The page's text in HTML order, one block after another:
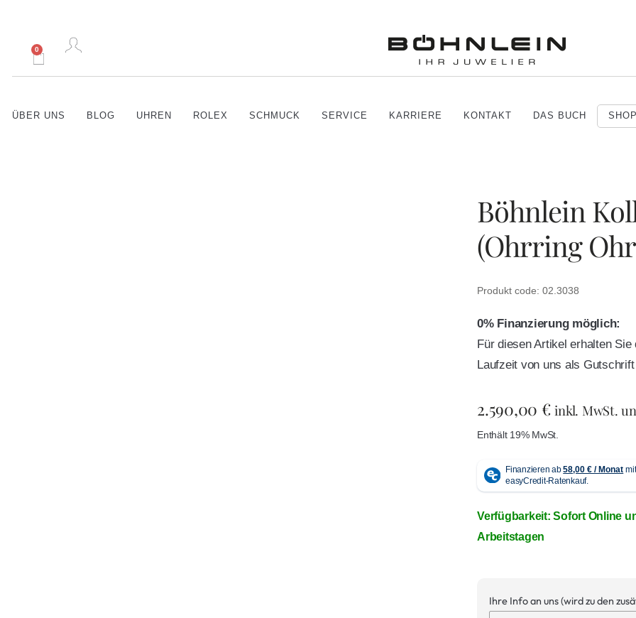
0
ÜBER UNS BLOG UHREN ROLEX SCHMUCK SERVICE KARRIERE KONTAKT DAS BUCH
Böhnlein
(Ohrring
Produkt code: 02.3038
0% Finanzierung möglich:
Für diesen Artikel erhalten
Laufzeit von uns als
2.590,00 € inkl. MwSt.
Enthält 19% MwSt.
Verfügbarkeit: Sofort Online
Arbeitstagen
Ihre Info an uns (wird zu den